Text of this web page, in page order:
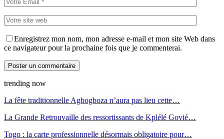
Enregistrez mon nom, mon adresse e-mail et mon site Web dans
ce navigateur pour la prochaine fois que je commenterai.
trending now
La fête traditionnelle Agbogboza n’aura pas lieu cette…
La Grande Retrouvaille des ressortissants de Kplélé Govié…
Togo : la carte professionnelle désormais obligatoire pour…